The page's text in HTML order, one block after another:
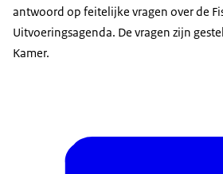
antwoord op feitelijke vragen over de
Uitvoeringsagenda. De vragen zijn
Kamer.